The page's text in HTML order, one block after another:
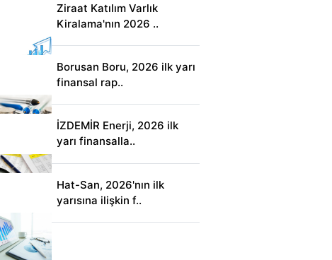
Ziraat Katılım Varlık
Kiralama'nın 2026 ..
Borusan Boru, 2026 ilk yarı
finansal rap..
İZDEMİR Enerji, 2026 ilk
yarı finansalla..
Hat-San, 2026'nın ilk
yarısına ilişkin f..